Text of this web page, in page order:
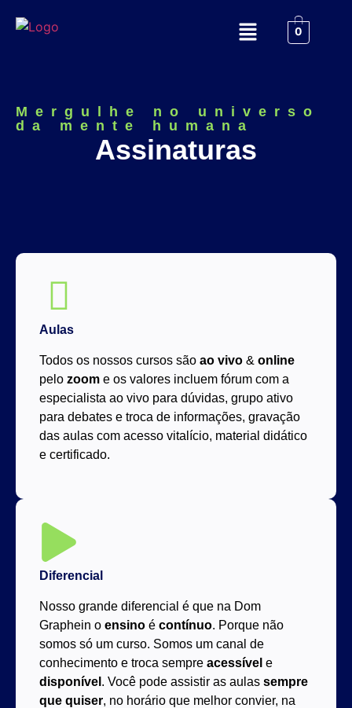
0
Mergulhe no universo
da mente humana
Assinaturas
Aulas
Todos os nossos cursos são ao vivo & online
pelo zoom e os valores incluem fórum com a
especialista ao vivo para dúvidas, grupo ativo
para debates e troca de informações, gravação
das aulas com acesso vitalício, material didático
e certificado.
Diferencial
Nosso grande diferencial é que na Dom
Graphein o ensino é contínuo. Porque não
somos só um curso. Somos um canal de
conhecimento e troca sempre acessível e
disponível . Você pode assistir as aulas sempre
que quiser, no horário que melhor convier, na